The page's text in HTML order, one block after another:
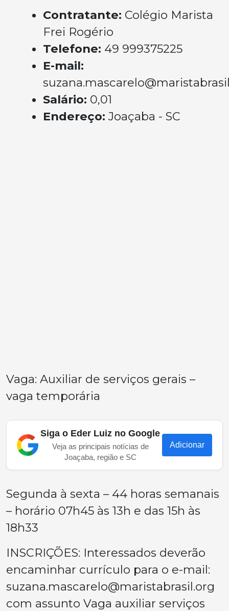
Contratante: Colégio Marista
Frei Rogério
Telefone: 49 999375225
E-mail:
Salário: 0,01
Endereço: Joaçaba - SC
Vaga: Auxiliar de serviços gerais –
vaga temporária
Siga o Eder Luiz no Google
Veja as principais notícias de
Joaçaba, região e SC
Adicionar
Segunda à sexta – 44 horas semanais
– horário 07h45 às 13h e das 15h às
18h33
INSCRIÇÕES: Interessados deverão
encaminhar currículo para o e-mail:
suzana.mascarelo@maristabrasil.org
com assunto Vaga auxiliar serviços